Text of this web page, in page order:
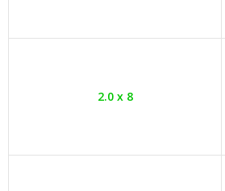
2.0 x 8